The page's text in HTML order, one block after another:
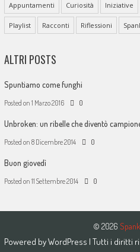
Appuntamenti Curiosità Iniziative
Playlist Racconti Riflessioni
ALTRI POSTS
Spuntiamo come funghi
Posted on 1 Marzo 2016 0
Unbroken: un ribelle che diventò
Posted on 8 Dicembre 2014 0
Buon giovedì
Posted on 11 Settembre 2014 0
© 2026
Powered byWordPress | Tutti i diritti